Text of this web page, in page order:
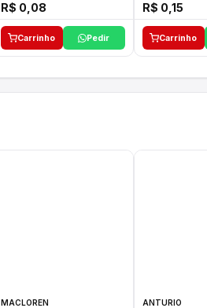
R$ 0,08
Carrinho Pedir
R$ 0,15
Carrinho
MACLOREN ANTURIO